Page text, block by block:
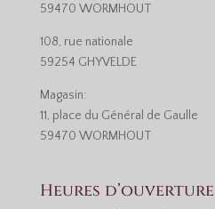
59470 WORMHOUT
108, rue nationale
59254 GHYVELDE
Magasin:
11, place du Général de Gaulle
59470 WORMHOUT
Heures d’ouverture